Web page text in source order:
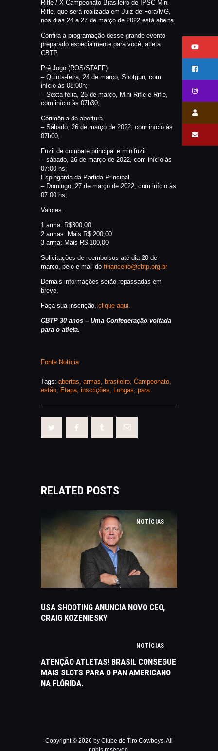
PARCEIROS
MANEJO DO JAVALI
TROCAS E DEVOLUÇÕES
ÁREA PRIVADA
Rifle / X Campeonato Brasileiro de IPSC Mini
Rifle, que será realizada em Juiz de Fora/MG,
nos dias 24 a 27 de março de 2022 está aberta.
Confira a programação desse grande evento
preparado especialmente para você, atleta
CBTP.
Pré Jogo (ROS/STAFF):
– Quinta-feira, 24 de março, Shotgun, com
início às 08:00h;
– Sexta-feira, 25 de março, Mini Rifle e Rifle,
com início às 07h30;
Cerimônia de abertura
– Sábado, 26 de março de 2022, com início às
07h00;
Fuzil de combate principal e minifuzil
– sábado, 26 de março de 2022, com início às
07:00 hs;
Espingarda da Partida Principal
– Domingo, 27 de março de 2022, com início às
07:00 hs;
Valores:
1 arma: R$300,00
2 armas: Mais R$ 200,00
3 arma: Mais R$ 100,00
Solicitações de reembolsos até dia 20 de
março, pelo e-mail do financeiro@cbtp.org.br
Demais informações serão repassadas em
breve.
Faça sua inscrição, clique aqui.
CBTP 30 anos – Uma Confederação voltada
para o atleta.
Fonte Notícia
Tags: abertas, armas, brasileiro, Campeonato,
estão, Etapa, inscrições, Longas, para
RELATED POSTS
NOTÍCIAS
USA SHOOTING ANUNCIA NOVO CEO,
CRAIG KOZENIESKY
NOTÍCIAS
ATENÇÃO ATLETAS! BRASIL CONSEGUE
MAIS SLOTS PARA O PAN AMERICANO
NA FLÓRIDA.
Copyright © 2026 by Clube de Tiro Cowboys. All
rights reserved.